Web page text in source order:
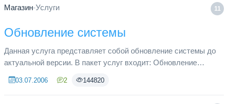
11
Магазин-Услуги
Обновление системы
Данная услуга представляет собой обновление системы до
актуальной версии. В пакет услуг входит: Обновление
установка прав на файл...
03.07.2006 2 144820